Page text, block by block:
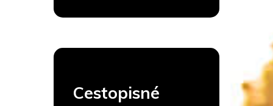
Cestopisné